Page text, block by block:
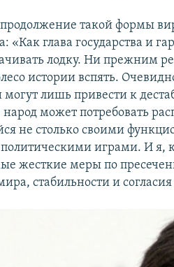
такой формы
«Как глава государства и
лодку. Ни прежним
истории вспять.
лишь привести к
народ может потребовать
не столько своими
играми. И я,
жесткие меры по
стабильности и согласия